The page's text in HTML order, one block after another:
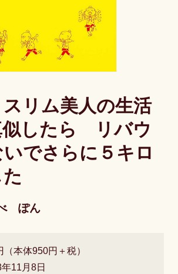
リム美人の生活
似したら リバウ
でさらに５キロ
ぽん
（本体950円＋税）
11月8日